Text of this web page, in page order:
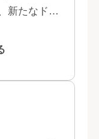
新たなドコ
ク、セキュ